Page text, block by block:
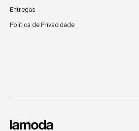
Entregas
Política de Privacidade